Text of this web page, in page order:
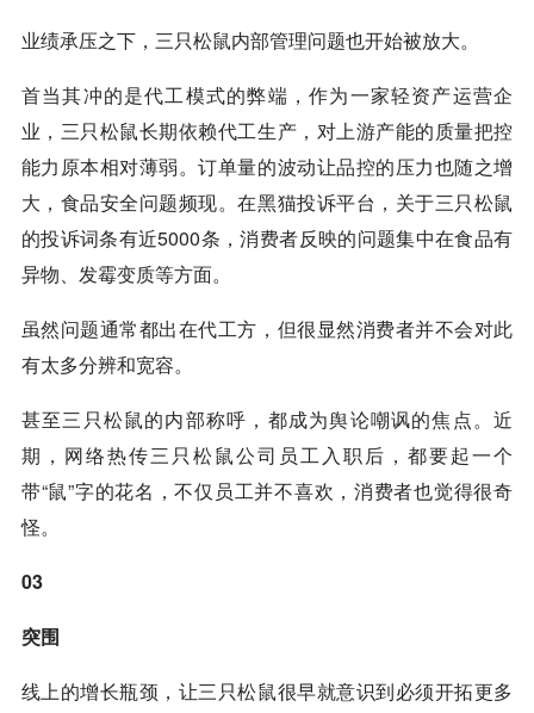
业绩承压之下，三只松鼠内部管理问题也开始被放大。
首当其冲的是代工模式的弊端，作为一家轻资产运营企
业，三只松鼠长期依赖代工生产，对上游产能的质量把控
能力原本相对薄弱。订单量的波动让品控的压力也随之增
大，食品安全问题频现。在黑猫投诉平台，关于三只松鼠
的投诉词条有近5000条，消费者反映的问题集中在食品有
异物、发霉变质等方面。
虽然问题通常都出在代工方，但很显然消费者并不会对此
有太多分辨和宽容。
甚至三只松鼠的内部称呼，都成为舆论嘲讽的焦点。近
期，网络热传三只松鼠公司员工入职后，都要起一个
带“鼠”字的花名，不仅员工并不喜欢，消费者也觉得很奇
怪。
03
突围
线上的增长瓶颈，让三只松鼠很早就意识到必须开拓更多